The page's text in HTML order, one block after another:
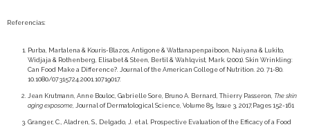
Referencias:
Purba, Martalena & Kouris-Blazos, Antigone & Wattanapenpaiboon, Naiyana & Lukito,
Widjaja & Rothenberg, Elisabet & Steen, Bertil & Wahlqvist, Mark. (2001). Skin Wrinkling:
Can Food Make a Difference?. Journal of the American College of Nutrition. 20. 71-80.
10.1080/07315724.2001.10719017.
Jean Krutmann, Anne Bouloc, Gabrielle Sore, Bruno A. Bernard, Thierry Passeron, The skin
aging exposome, Journal of Dermatological Science, Volume 85, Issue 3, 2017,Pages 152-161
Granger, C., Aladren, S., Delgado, J. et al. Prospective Evaluation of the Efficacy of a Food